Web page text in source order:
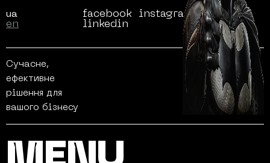
ua
en
facebook instagrambehance
linkedin
Сучасне,
ефективне
рішення для
вашого бізнесу